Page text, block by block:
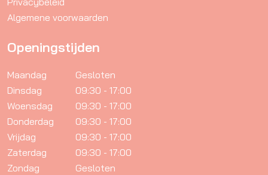
Algemene voorwaarden
Openingstijden
Maandag
Gesloten
Dinsdag
09:30 - 17:00
Woensdag
09:30 - 17:00
Donderdag
09:30 - 17:00
Vrijdag
09:30 - 17:00
Zaterdag
09:30 - 17:00
Zondag
Gesloten